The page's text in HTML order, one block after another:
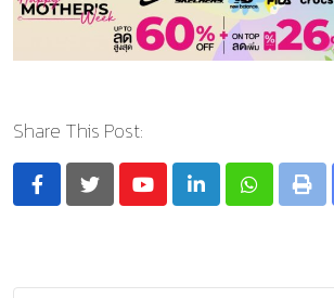
Share This Post:
YoutubeLinkedInWhatsapp
Print